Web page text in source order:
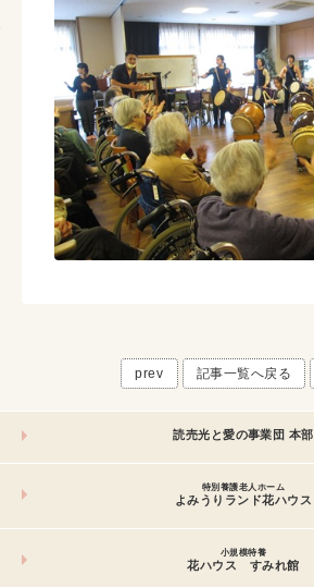
prev 記事一覧へ戻る
読売光と愛の事業団 本部
特別養護老人ホーム
よみうりランド花ハウス
小規模特養
花ハウス すみれ館